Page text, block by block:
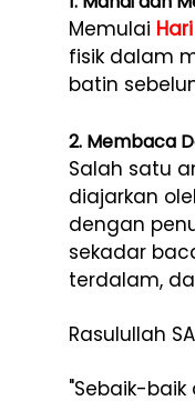
Memulai
fisik dalam
batin
2. Membaca
Salah satu
diajarkan
dengan
sekadar
terdalam,
Rasulullah
"Sebaik-